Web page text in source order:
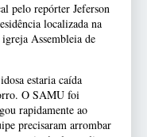
pelo repórter Jeferson
localizada na
Assembleia de
estaria caída
O SAMU foi
rapidamente ao
precisaram arrombar